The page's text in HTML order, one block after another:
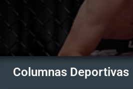
Columnas Deportivas